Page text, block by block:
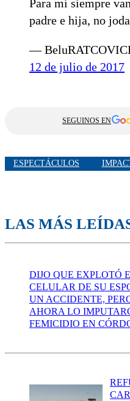
Para mi siempre
padre e hija, no
—
12 de julio de 2017
SEGUINOS EN
ESPECTÁCULOS
LAS MÁS
DIJO QUE EXPLOTÓ
CELULAR DE SU
UN ACCIDENTE,
AHORA LO
FEMICIDIO EN